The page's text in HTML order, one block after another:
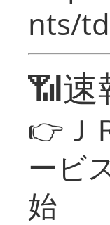
nts/
📶
👉Ｊ
ービ
始